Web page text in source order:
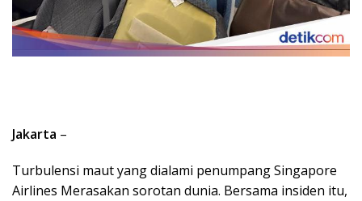
Jakarta –
Turbulensi maut yang dialami penumpang Singapore
Airlines Merasakan sorotan dunia. Bersama insiden itu,